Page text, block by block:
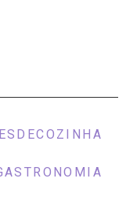
bem.
um palito